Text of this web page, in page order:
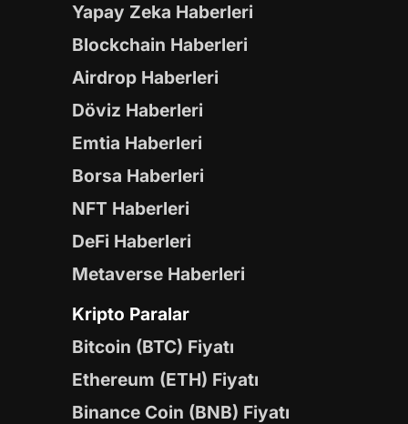
Yapay Zeka Haberleri
Blockchain Haberleri
Airdrop Haberleri
Döviz Haberleri
Emtia Haberleri
Borsa Haberleri
NFT Haberleri
DeFi Haberleri
Metaverse Haberleri
Kripto Paralar
Bitcoin (BTC) Fiyatı
Ethereum (ETH) Fiyatı
Binance Coin (BNB) Fiyatı